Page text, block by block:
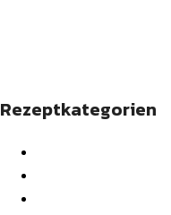
Rezeptkategorien